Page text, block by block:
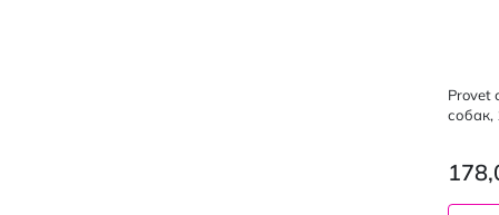
Provet
собак,